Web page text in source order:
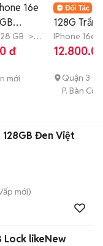
16e
Tế/Hỗ
GB >12
đ
mới
128G
chính hãng
IPhone 16e
Quận 3
P. Bàn Cờ
Đen Việt
mới)
Lock likeNew